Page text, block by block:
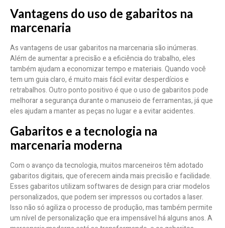
Vantagens do uso de gabaritos na
marcenaria
As vantagens de usar gabaritos na marcenaria são inúmeras.
Além de aumentar a precisão e a eficiência do trabalho, eles
também ajudam a economizar tempo e materiais. Quando você
tem um guia claro, é muito mais fácil evitar desperdícios e
retrabalhos. Outro ponto positivo é que o uso de gabaritos pode
melhorar a segurança durante o manuseio de ferramentas, já que
eles ajudam a manter as peças no lugar e a evitar acidentes.
Gabaritos e a tecnologia na
marcenaria moderna
Com o avanço da tecnologia, muitos marceneiros têm adotado
gabaritos digitais, que oferecem ainda mais precisão e facilidade.
Esses gabaritos utilizam softwares de design para criar modelos
personalizados, que podem ser impressos ou cortados a laser.
Isso não só agiliza o processo de produção, mas também permite
um nível de personalização que era impensável há alguns anos. A